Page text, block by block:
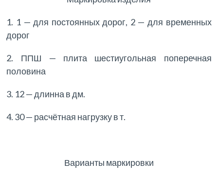
1. 1 — для постоянных дорог, 2 — для временных
дорог
2. ППШ — плита шестиугольная поперечная
половина
3. 12 — длинна в дм.
4. 30 — расчётная нагрузку в т.
Варианты маркировки